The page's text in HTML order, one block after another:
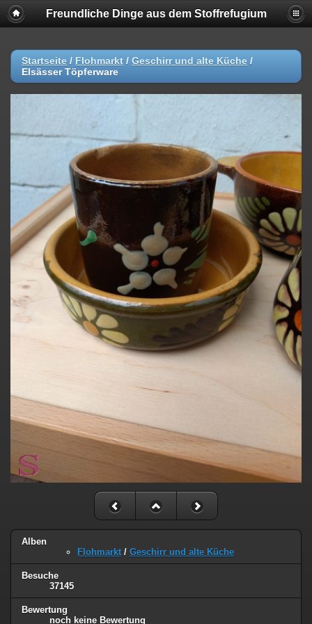
Freundliche Dinge aus dem Stoffrefugium
Startseite / Flohmarkt / Geschirr und alte Küche /
Elsässer Töpferware
Alben
Flohmarkt / Geschirr und alte Küche
Besuche
37145
Bewertung
noch keine Bewertung